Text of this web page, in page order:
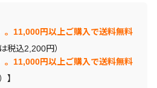
。11,000円以上ご購入で送料無料
税込2,200円）
。11,000円以上ご購入で送料無料
】